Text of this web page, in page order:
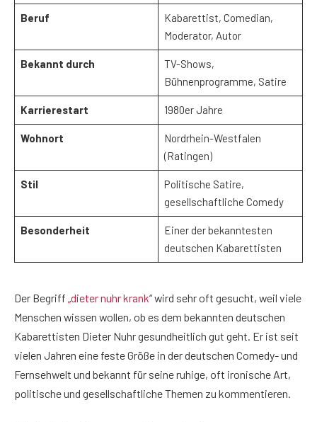
Beruf
Kabarettist, Comedian,
Moderator, Autor
Bekannt durch
TV-Shows,
Bühnenprogramme, Satire
Karrierestart 1980er Jahre
Wohnort
Nordrhein-Westfalen
(Ratingen)
Stil
Politische Satire,
gesellschaftliche Comedy
Besonderheit
Einer der bekanntesten
deutschen Kabarettisten
Der Begriff „dieter nuhr krank“ wird sehr oft gesucht, weil viele
Menschen wissen wollen, ob es dem bekannten deutschen
Kabarettisten Dieter Nuhr gesundheitlich gut geht. Er ist seit
vielen Jahren eine feste Größe in der deutschen Comedy- und
Fernsehwelt und bekannt für seine ruhige, oft ironische Art,
politische und gesellschaftliche Themen zu kommentieren.